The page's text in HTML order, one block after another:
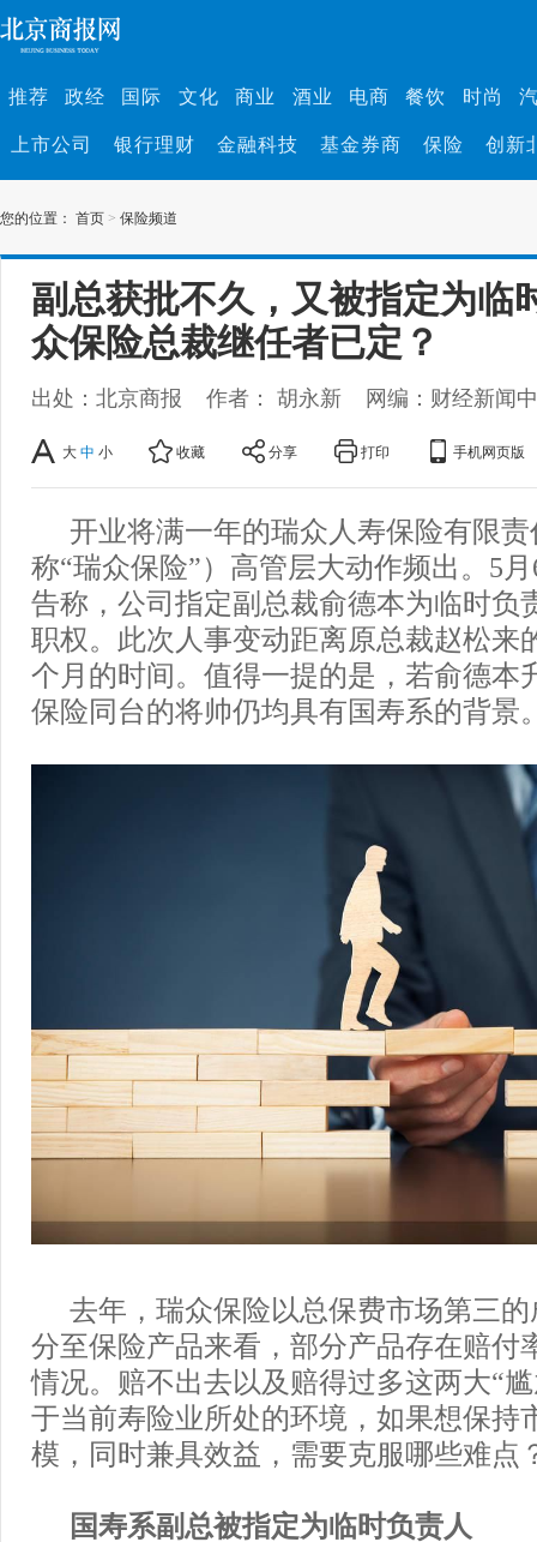
推荐 政经 国际 文化 商业 酒业 电商 餐饮 时尚
上市公司 银行理财 金融科技 基金券商 保险 创新
您的位置： 首页 > 保险频道
副总获批不久，又被指定为临
众保险总裁继任者已定？
出处：北京商报 作者： 胡永新 网编：财经新闻
大 中 小 收藏 分享 打印 手机网页版
开业将满一年的瑞众人寿保险有限
称“瑞众保险”）高管层大动作频出。5
告称，公司指定副总裁俞德本为临时负
职权。此次人事变动距离原总裁赵松来
个月的时间。值得一提的是，若俞德本
保险同台的将帅仍均具有国寿系的背景
去年，瑞众保险以总保费市场第三
分至保险产品来看，部分产品存在赔付
情况。赔不出去以及赔得过多这两大“
于当前寿险业所处的环境，如果想保持
模，同时兼具效益，需要克服哪些难点
国寿系副总被指定为临时负责人